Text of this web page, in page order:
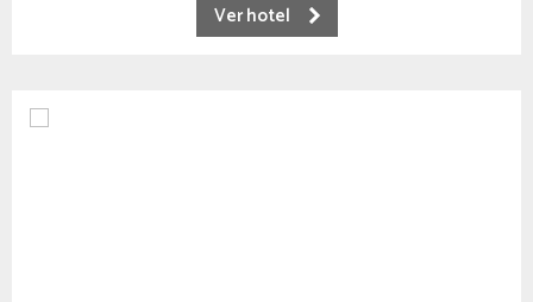
Ver hotel